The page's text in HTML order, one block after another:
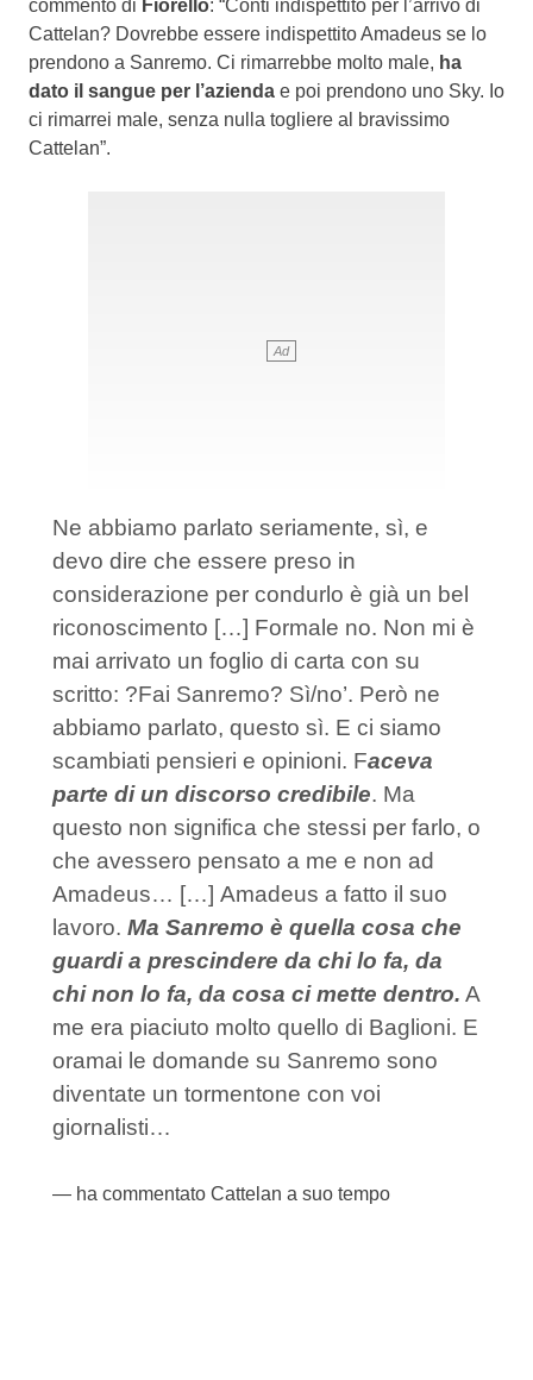
commento di Fiorello: “Conti indispettito per l’arrivo di
Cattelan? Dovrebbe essere indispettito Amadeus se lo
prendono a Sanremo. Ci rimarrebbe molto male, ha
dato il sangue per l’azienda e poi prendono uno Sky. Io
ci rimarrei male, senza nulla togliere al bravissimo
Cattelan”.
Ne abbiamo parlato seriamente, sì, e
devo dire che essere preso in
considerazione per condurlo è già un bel
riconoscimento […] Formale no. Non mi è
mai arrivato un foglio di carta con su
scritto: ?Fai Sanremo? Sì/no’. Però ne
abbiamo parlato, questo sì. E ci siamo
scambiati pensieri e opinioni. Faceva
parte di un discorso credibile. Ma
questo non significa che stessi per farlo, o
che avessero pensato a me e non ad
Amadeus… […] Amadeus a fatto il suo
lavoro. Ma Sanremo è quella cosa che
guardi a prescindere da chi lo fa, da
chi non lo fa, da cosa ci mette dentro. A
me era piaciuto molto quello di Baglioni. E
oramai le domande su Sanremo sono
diventate un tormentone con voi
giornalisti…
ha commentato Cattelan a suo tempo